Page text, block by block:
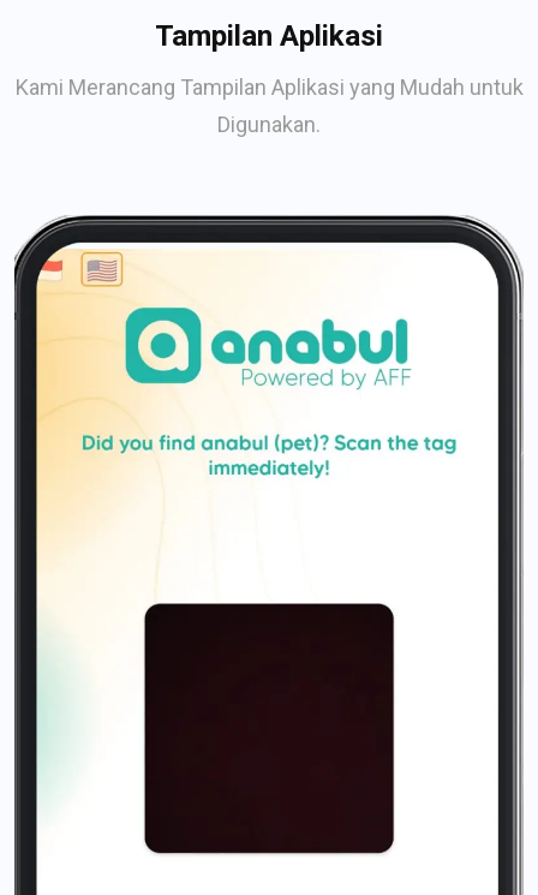
Tampilan Aplikasi
Kami Merancang Tampilan Aplikasi yang Mudah untuk
Digunakan.